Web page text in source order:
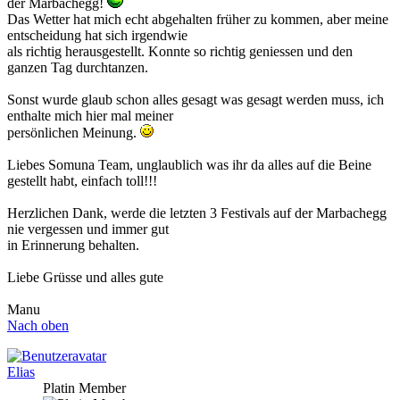
Das Wetter hat mich echt abgehalten früher zu kommen, aber meine
entscheidung hat sich irgendwie
als richtig herausgestellt. Konnte so richtig geniessen und den
ganzen Tag durchtanzen.
Sonst wurde glaub schon alles gesagt was gesagt werden muss, ich
enthalte mich hier mal meiner
persönlichen Meinung.
Liebes Somuna Team, unglaublich was ihr da alles auf die Beine
gestellt habt, einfach toll!!!
Herzlichen Dank, werde die letzten 3 Festivals auf der Marbachegg
nie vergessen und immer gut
in Erinnerung behalten.
Liebe Grüsse und alles gute
Manu
Nach oben
Elias
Platin Member